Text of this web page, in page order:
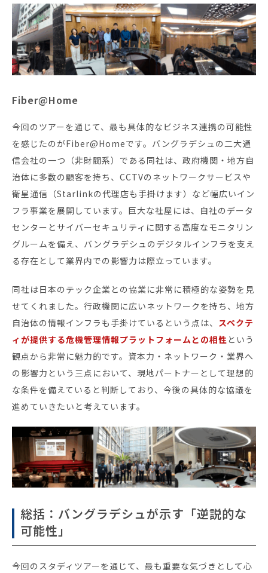
Fiber@Home
今回のツアーを通じて、最も具体的なビジネス連携の可能性
を感じたのがFiber@Homeです。バングラデシュの二大通
信会社の一つ（非財閥系）である同社は、政府機関・地方自
治体に多数の顧客を持ち、CCTVのネットワークサービスや
衛星通信（Starlinkの代理店も手掛けます）など幅広いイン
フラ事業を展開しています。巨大な社屋には、自社のデータ
センターとサイバーセキュリティに関する高度なモニタリン
グルームを備え、バングラデシュのデジタルインフラを支え
る存在として業界内での影響力は際立っています。
同社は日本のテック企業との協業に非常に積極的な姿勢を見
せてくれました。行政機関に広いネットワークを持ち、地方
自治体の情報インフラも手掛けているという点は、 スペクテ
ィが提供する危機管理情報プラットフォームとの相性 という
観点から非常に魅力的です。資本力・ネットワーク・業界へ
の影響力という三点において、現地パートナーとして理想的
な条件を備えていると判断しており、今後の具体的な協議を
進めていきたいと考えています。
総括：バングラデシュが示す「逆説的な
可能性」
今回のスタディツアーを通じて、最も重要な気づきとして心